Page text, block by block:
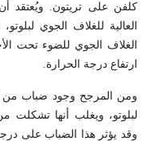
كلفن على تريتون. ويُعتقد
العالية للغلاف الجوي
الغلاف الجوي للضوء تحت
ارتفاع درجة الحرارة.
ومن المرجح وجود ضباب من
لبلوتو، ويغلب أنها تشكلت
وقد يؤثر هذا الضباب على